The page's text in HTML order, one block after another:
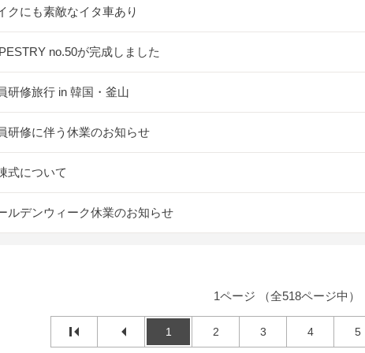
クにも素敵なイタ車あり
no.50が完成しました
研修旅行 in 韓国・釜山
研修に伴う休業のお知らせ
式について
ルデンウィーク休業のお知らせ
1ページ （全518ページ中）
1 2 3 4 5